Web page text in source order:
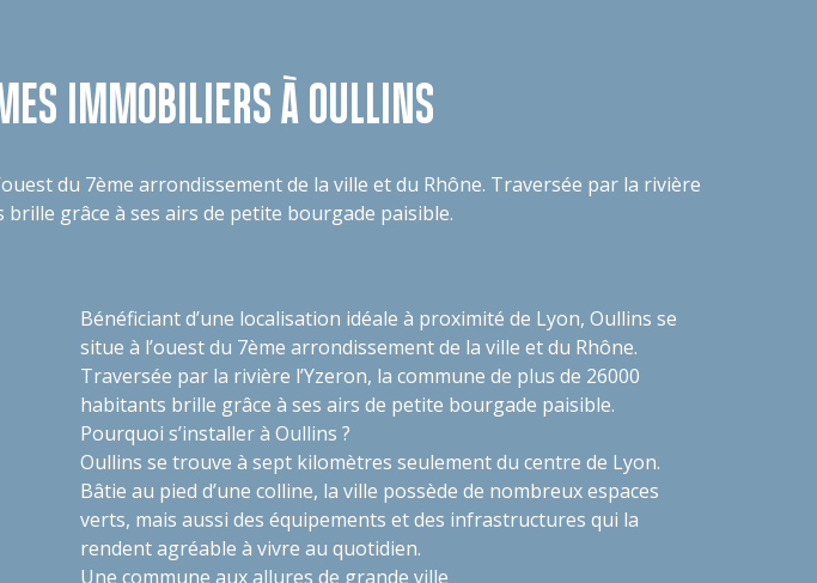
IMMOBILIERS À OULLINS
du 7ème arrondissement de la ville et du Rhône. Traversée par la rivière
brille grâce à ses airs de petite bourgade paisible.
Bénéficiant d’une localisation idéale à proximité de Lyon, Oullins se
situe à l’ouest du 7ème arrondissement de la ville et du Rhône.
Traversée par la rivière l’Yzeron, la commune de plus de 26000
habitants brille grâce à ses airs de petite bourgade paisible.
Pourquoi s’installer à Oullins ?
Oullins se trouve à sept kilomètres seulement du centre de Lyon.
Bâtie au pied d’une colline, la ville possède de nombreux espaces
verts, mais aussi des équipements et des infrastructures qui la
rendent agréable à vivre au quotidien.
Une commune aux allures de grande ville